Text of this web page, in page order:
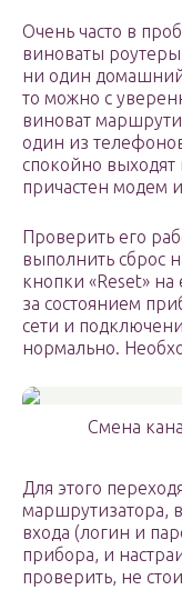
Очень часто в
виноваты
ни один
то можно с
виноват
один из
спокойно
причастен модем
Проверить его
выполнить сброс
кнопки «Reset» на
за состоянием
сети и
нормально.
Смена
Для этого
маршрутизатора,
входа (логин и
прибора, и
проверить, не